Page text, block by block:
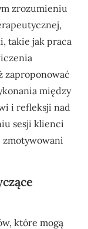
zrozumieniu
takie jak praca
zaproponować
między
i refleksji nad
sesji klienci
zmotywowani
które mogą